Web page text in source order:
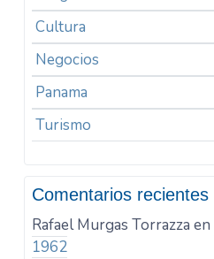
Cultura
Negocios
Panama
Turismo
Comentarios recientes
Rafael Murgas Torrazza en
1962